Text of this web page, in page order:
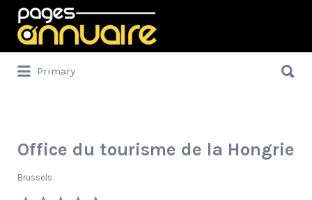
Rechercher:
Primary
Office du tourisme de la Hongrie
Brussels